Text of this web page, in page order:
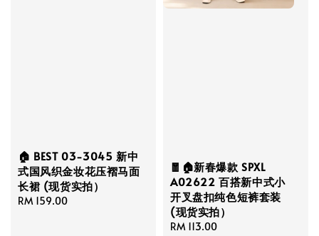
🏠 BEST 03-3045 新中
式国风织金妆花压褶马面
长裙 (现货实拍）
Regular
RM 159.00
🧧🏠新春爆款 SPXL
A02622 百搭新中式小
开叉盘扣纯色短裤套装
(现货实拍）
Regular
RM 113.00